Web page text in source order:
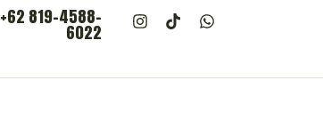
+62 819-4588-
6022